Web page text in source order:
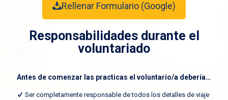
Rellenar Formulario (Google)
Responsabilidades durante el
voluntariado
Antes de comenzar las practicas el voluntario/a debería…
Ser completamente responsable de todos los detalles de viaje